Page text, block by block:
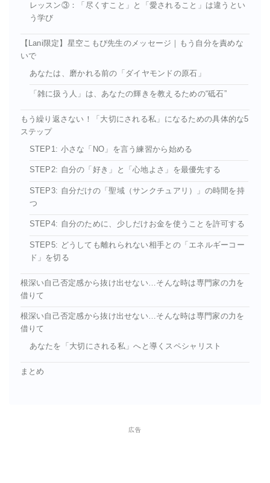
レッスン③：「尽くすこと」と「愛されること」は違うとい
う学び
【Lani限定】星空こもぴ先生のメッセージ｜もう自分を責めな
いで
あなたは、磨かれる前の「ダイヤモンドの原石」
「雑に扱う人」は、あなたの輝きを教えるための“砥石”
もう繰り返さない！「大切にされる私」になるための具体的な5
ステップ
STEP1: 小さな「NO」を言う練習から始める
STEP2: 自分の「好き」と「心地よさ」を最優先する
STEP3: 自分だけの「聖域（サンクチュアリ）」の時間を持
つ
STEP4: 自分のために、少しだけお金を使うことを許可する
STEP5: どうしても離れられない相手との「エネルギーコー
ド」を切る
根深い自己否定感から抜け出せない…そんな時は専門家の力を
借りて
根深い自己否定感から抜け出せない…そんな時は専門家の力を
借りて
あなたを「大切にされる私」へと導くスペシャリスト
まとめ
広告